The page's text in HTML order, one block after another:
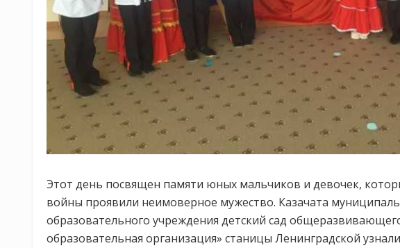
Этот день посвящен памяти юных мальчиков и девочек,
войны проявили неимоверное мужество. Казачата
образовательного учреждения детский сад
образовательная организация» станицы Ленинградской